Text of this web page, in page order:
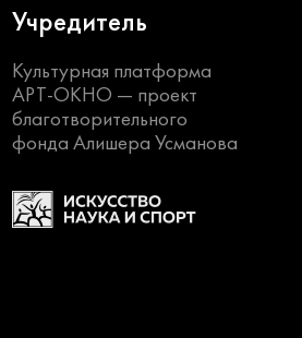
Учредитель
Культурная платформа
АРТ-ОКНО — проект
благотворительного
фонда Алишера Усманова